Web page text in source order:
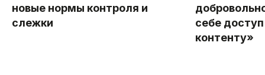
новые нормы контроля и
слежки
себе
контенту»